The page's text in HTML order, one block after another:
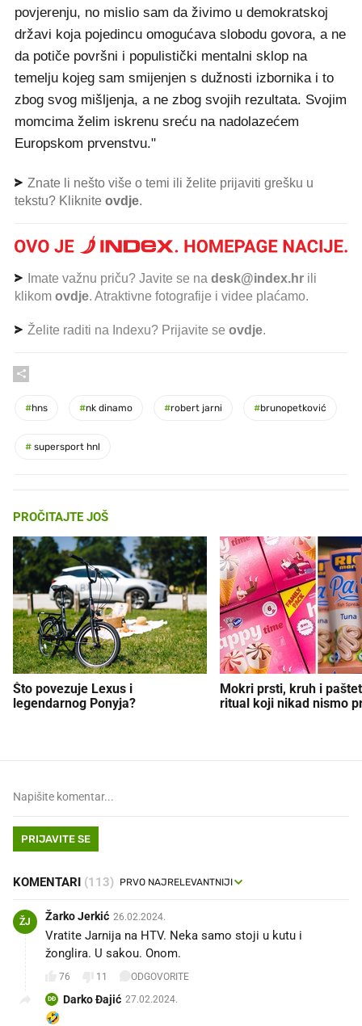
povjerenju, no mislio sam da živimo u demokratskoj
državi koja pojedincu omogućava slobodu govora, a ne
da potiče površni i populistički mentalni sklop na
temelju kojeg sam smijenjen s dužnosti izbornika i to
zbog svog mišljenja, a ne zbog svojih rezultata. Svojim
momcima želim iskrenu sreću na nadolazećem
Europskom prvenstvu."
Znate li nešto više o temi ili želite prijaviti grešku u
tekstu? Kliknite ovdje.
Imate važnu priču? Javite se na desk@index.hr ili
klikom ovdje. Atraktivne fotografije i videe plaćamo.
Želite raditi na Indexu? Prijavite se ovdje.
#hns #nk dinamo #robert jarni #brunopetković
# supersport hnl
PROČITAJTE JOŠ
Što povezuje Lexus i
legendarnog Ponyja?
Mokri prsti, kruh i
ritual koji nikad nismo
PRIJAVITE SE
KOMENTARI (113)
ŽJ Žarko Jerkić 26.02.2024.
Vratite Jarnija na HTV. Neka samo stoji u kutu i
žonglira. U sakou. Onom.
76 11 ODGOVORITE
DĐ Darko Đajić 27.02.2024.
🤣